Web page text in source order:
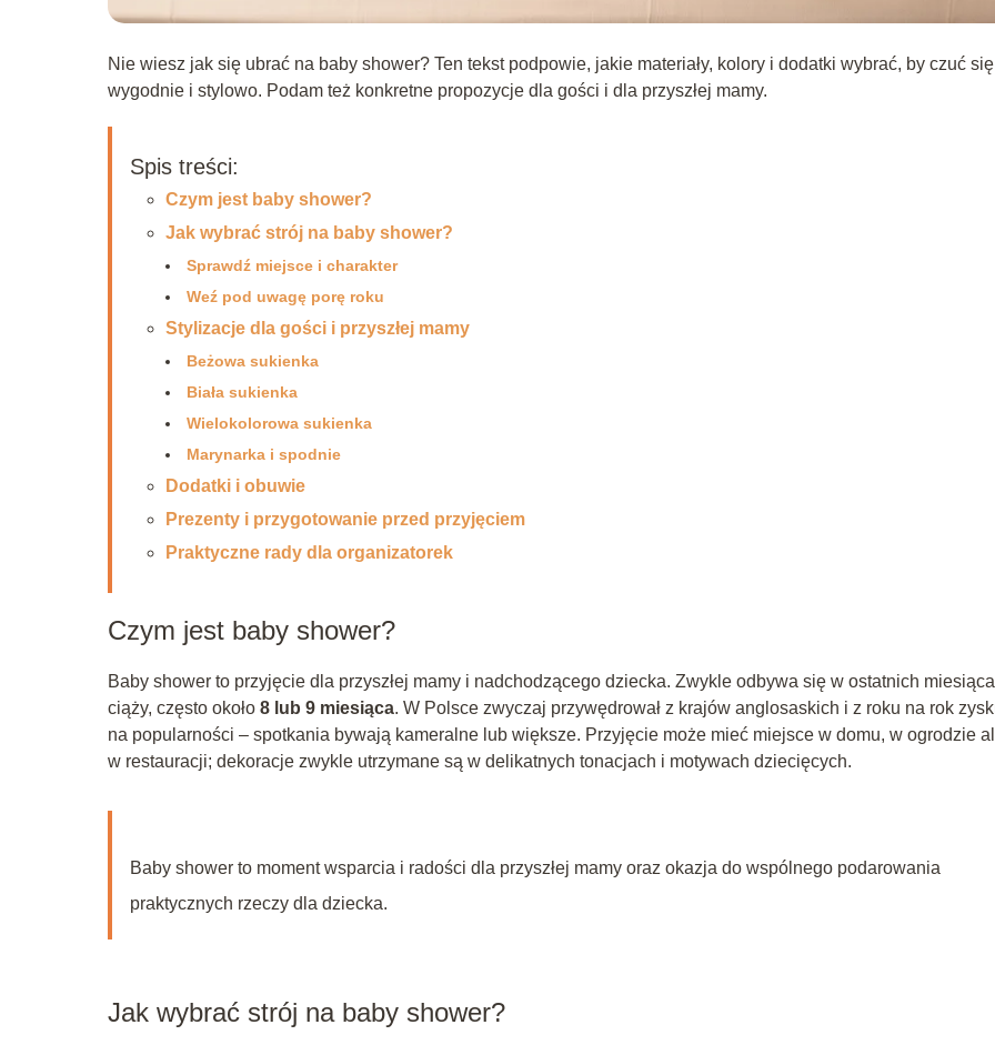
Nie wiesz jak się ubrać na baby shower? Ten tekst podpowie, jakie materiały, kolory i dodatki wybrać, by czuć się
wygodnie i stylowo. Podam też konkretne propozycje dla gości i dla przyszłej mamy.
Spis treści:
Czym jest baby shower?
Jak wybrać strój na baby shower?
Sprawdź miejsce i charakter
Weź pod uwagę porę roku
Stylizacje dla gości i przyszłej mamy
Beżowa sukienka
Biała sukienka
Wielokolorowa sukienka
Marynarka i spodnie
Dodatki i obuwie
Prezenty i przygotowanie przed przyjęciem
Praktyczne rady dla organizatorek
Czym jest baby shower?
Baby shower to przyjęcie dla przyszłej mamy i nadchodzącego dziecka. Zwykle odbywa się w ostatnich
ciąży, często około 8 lub 9 miesiąca. W Polsce zwyczaj przywędrował z krajów anglosaskich i z roku na rok
na popularności – spotkania bywają kameralne lub większe. Przyjęcie może mieć miejsce w domu, w ogrodzie
w restauracji; dekoracje zwykle utrzymane są w delikatnych tonacjach i motywach dziecięcych.
Baby shower to moment wsparcia i radości dla przyszłej mamy oraz okazja do wspólnego podarowania
praktycznych rzeczy dla dziecka.
Jak wybrać strój na baby shower?